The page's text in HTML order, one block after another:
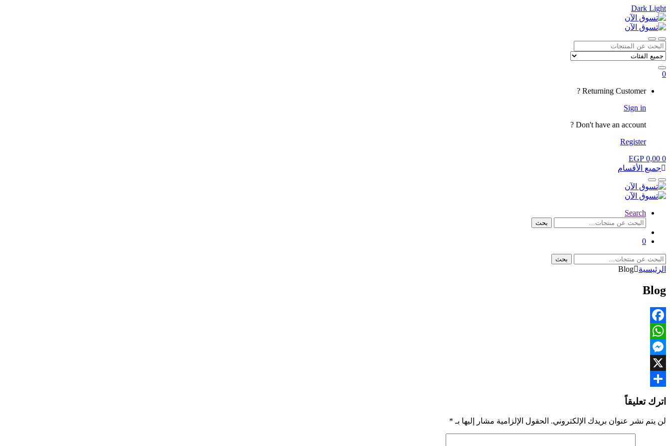
Dark Light
Skip
to
navigation
Skip
to
content
Open
CloseSearch
for:
0
Returning Customer ?
Sign in
Don't have an account ?
Register
0
EGP 0,00
جميع الأقسام
Open
Close
Search
البحث
بحث
0
البحث
عن:
بحث
الرئيسية Blog
Blog
Facebook
WhatsApp
Messenger
X
اترك تعليقاً
لن يتم نشر عنوان بريدك الإلكتروني. الحقول الإلزامية مشار إليها بـ *